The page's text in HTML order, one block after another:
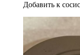
Добавить к